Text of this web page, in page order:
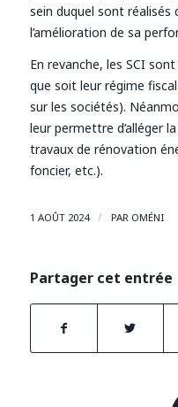
sein duquel sont
l’amélioration de sa
En revanche, les SCI
que soit leur régime
sur les sociétés).
leur permettre d’alléger
travaux de rénovation
foncier, etc.).
1 AOÛT 2024 / PAR OMÉNI
Partager cet entrée